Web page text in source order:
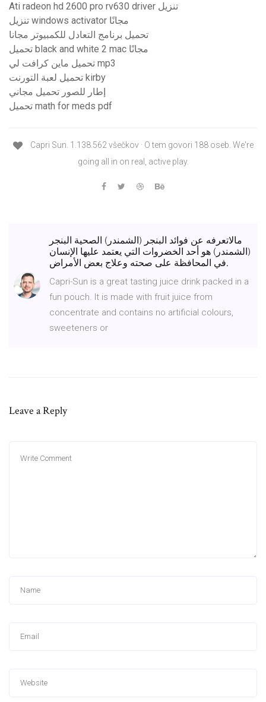
Ati radeon hd 2600 pro rv630 driver تنزيل
تنزيل windows activator مجانًا
تحميل برنامج التعادل للكمبيوتر مجانا
تحميل black and white 2 mac مجانًا
تحميل ماين كرافت لي mp3
تحميل لعبة التورنت kirby
إطار للصور تحميل مجاني
تحميل math for meds pdf
Capri Sun. 1.138.562 všečkov · O tem govori 188 oseb. We're
going all in on real, active play.
مالاتعرفه عن فوائد البنجر (الشمندر) الصحية البنجر
(الشمندر) هو أحد الخضروات التي يعتمد عليها الإنسان
في المحافظة على صحته وعلاج بعض الأمراض.
Capri-Sun is a great tasting juice drink packed in a
fun pouch. It is made with fruit juice from
concentrate and contains no artificial colours,
sweeteners or
Leave a Reply